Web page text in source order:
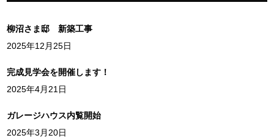
柳沼さま邸 新築工事
2025年12月25日
完成見学会を開催します！
2025年4月21日
ガレージハウス内覧開始
2025年3月20日